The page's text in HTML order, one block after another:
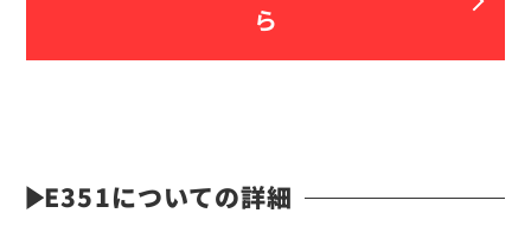
ら
E351についての詳細